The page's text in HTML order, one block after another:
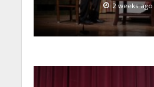
2 weeks ago